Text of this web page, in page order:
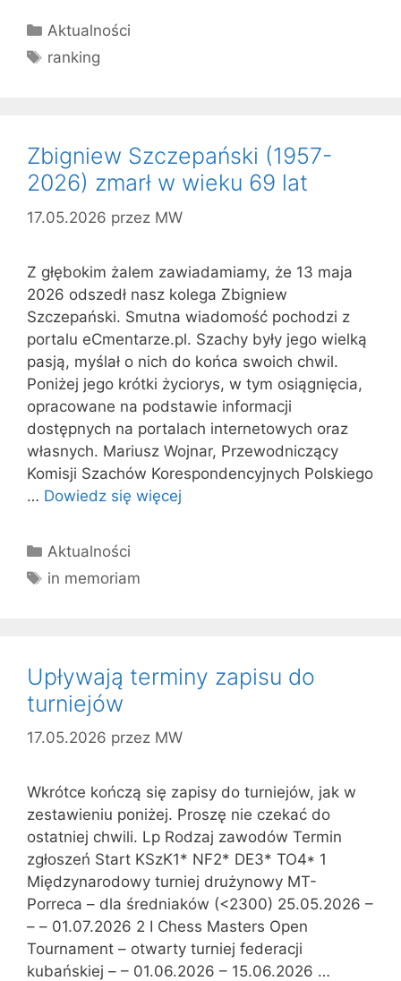
Kategorie
Aktualności
Tagi
ranking
Zbigniew Szczepański (1957-
2026) zmarł w wieku 69 lat
17.05.2026 przez MW
Z głębokim żalem zawiadamiamy, że 13 maja
2026 odszedł nasz kolega Zbigniew
Szczepański. Smutna wiadomość pochodzi z
portalu eCmentarze.pl. Szachy były jego wielką
pasją, myślał o nich do końca swoich chwil.
Poniżej jego krótki życiorys, w tym osiągnięcia,
opracowane na podstawie informacji
dostępnych na portalach internetowych oraz
własnych. Mariusz Wojnar, Przewodniczący
Komisji Szachów Korespondencyjnych Polskiego
… Dowiedz się więcej
Kategorie
Aktualności
Tagi
in memoriam
Upływają terminy zapisu do
turniejów
17.05.2026 przez MW
Wkrótce kończą się zapisy do turniejów, jak w
zestawieniu poniżej. Proszę nie czekać do
ostatniej chwili. Lp Rodzaj zawodów Termin
zgłoszeń Start KSzK1* NF2* DE3* TO4* 1
Międzynarodowy turniej drużynowy MT-
Porreca – dla średniaków (<2300) 25.05.2026 –
– – 01.07.2026 2 I Chess Masters Open
Tournament – otwarty turniej federacji
kubańskiej – – 01.06.2026 – 15.06.2026 …